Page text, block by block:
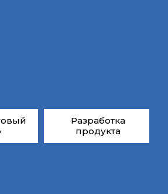
Разработка
продукта